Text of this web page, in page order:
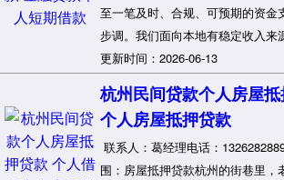
至一笔及时、合规、可预期的资金
步调。我们面向本地有稳定收入来
更新时间：2026-06-13
杭州民间贷款个人房屋
个人房屋抵押贷款
联系人：葛经理电话：
围：房屋抵押贷款杭州的街巷里，